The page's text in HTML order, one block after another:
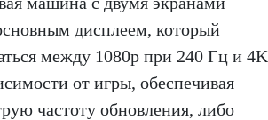
дисплеем, который
между 1080p при 240 Гц и 4K
от игры, обеспечивая
частоту обновления, либо